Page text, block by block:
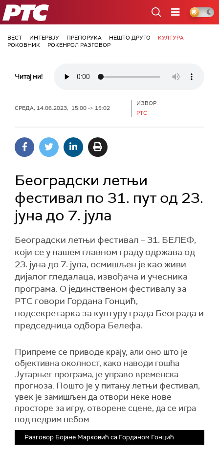
РТС
ВЕСТ ИНТЕРВЈУ ПРЕПОРУКА НЕШТО ДРУГО
КУЛТУРА
РОКОВНИК
РОКЕНРОЛ РАЗГОВОР
Читај ми!
СРЕДА, 14.06.2023, 15:00 -> 15:02
ИЗВОР:
РТС
Београдски летњи
фестивал по 31. пут од 23.
јуна до 7. јула
Београдски летњи фестивал – 31. БЕЛЕФ,
који се у нашем главном граду одржава од
23. јуна до 7. јула, осмишљен је као живи
дијалог гледалаца, извођача и учесника
програма. О јединственом фестивалу за
РТС говори Гордана Гонцић,
подсекретарка за културу града Београда и
председница одбора Белефа.
Припреме се приводе крају, али оно што је
објективна околност, како наводи гошћа
Јутарњег програма, је управо временска
прогноза. Пошто је у питању летњи фестивал,
увек је замишљен да отвори неке нове
просторе за игру, отворене сцене, да се игра
под ведрим небом.
Разговор Бојане Марковић са Горданом Гонцић